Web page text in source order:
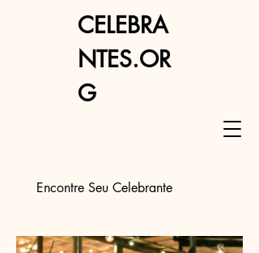
Encontre Seu Celebrante
CELEBRA
NTES.OR
G